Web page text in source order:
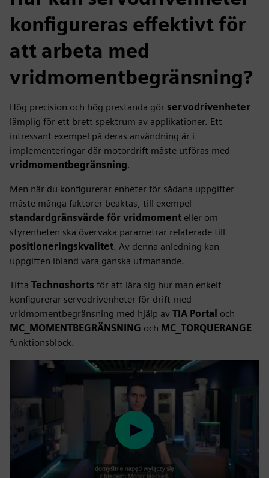
konfigureras effektivt för
att arbeta med
vridmomentbegränsning?
Hög precision och hög prestanda gör servodrivenheter
lämplig för ett brett spektrum av applikationer. Ett
intressant exempel på deras användning är i
implementeringar där motordrift måste utföras med
vridmomentbegränsning.
Men när du konfigurerar enheter för sådana uppgifter
måste många faktorer beaktas, till exempel
standardgränsvärde för vridmoment eller om
styrenheten ska övervaka parametrar relaterade till
positioneringskvalitet. Av denna anledning kan
uppgiften ibland vara ganska utmanande.
Titta Technoshorts för att lära sig hur man enkelt
konfigurerar servodrivenheter för drift med
vridmomentbegränsning med hjälp av TIA Portal och
MC_MOMENTBEGRÄNSNING och MC_TORQUERANGE
funktionsblock.
Play